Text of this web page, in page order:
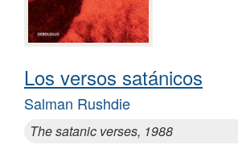
Los versos satánicos
Salman Rushdie
The satanic verses, 1988